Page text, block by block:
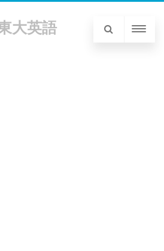
大英語